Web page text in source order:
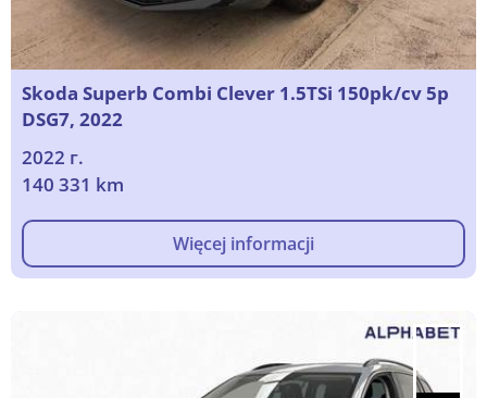
Skoda Superb Combi Clever 1.5TSi 150pk/cv 5p
DSG7, 2022
2022 г.
140 331 km
Więcej informacji